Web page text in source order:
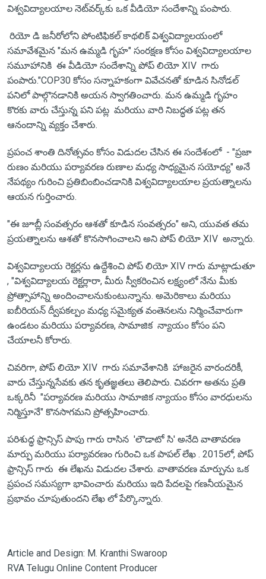
విశ్వవిద్యాలయాల నెట్‌వర్క్‌కు ఒక వీడియో సందేశాన్ని పంపారు.
రియో ​​డి జనీరోలోని పోంటిఫికల్ కాథలిక్ విశ్వవిద్యాలయంలో
సమావేశమైన "మన ఉమ్మడి గృహ" సంరక్షణ కోసం విశ్వవిద్యాలయాల
సమూహానికి ఈ వీడియో సందేశాన్ని పోప్ లియో XIV గారు
పంపారు."COP30 కోసం సన్నాహకంగా వివేచనతో కూడిన సినోడల్
పనిలో పాల్గొనడానికి అయన స్వాగతించారు. మన ఉమ్మడి గృహం
కొరకు వారు చేస్తున్న పని పట్ల మరియు వారి నిబద్ధత పట్ల తన
ఆనందాన్ని వ్యక్తం చేశారు.
ప్రపంచ శాంతి దినోత్సవం కోసం విడుదల చేసిన ఈ సందేశంలో - "ప్రజా
రుణం మరియు పర్యావరణ రుణాల మధ్య సాధ్యమైన సయోధ్య" అనే
నేపథ్యం గురించి ప్రతిబింబించడానికి విశ్వవిద్యాలయాల ప్రయత్నాలను
ఆయన గుర్తించారు.
"ఈ జూబ్లీ సంవత్సరం ఆశతో కూడిన సంవత్సరం" అని, యువత తమ
ప్రయత్నాలను ఆశతో కొనసాగించాలని అని పోప్ లియో XIV అన్నారు.
విశ్వవిద్యాలయ రెక్టర్లను ఉద్దేశించి పోప్ లియో XIV గారు మాట్లాడుతూ
, "విశ్వవిద్యాలయ రెక్టర్లారా, మీరు స్వీకరించిన లక్ష్యంలో నేను మీకు
ప్రోత్సాహాన్ని అందించాలనుకుంటున్నాను. అమెరికాలు మరియు
ఐబీరియన్ ద్వీపకల్పం మధ్య సమైక్యత వంతెనలను నిర్మించేవారుగా
ఉండటం మరియు పర్యావరణ, సామాజిక న్యాయం కోసం పని
చేయాలనీ కోరారు.
చివరిగా, పోప్ లియో XIV గారు సమావేశానికి హాజరైన వారందరికీ,
వారు చేస్తున్నసేవకు తన కృతజ్ఞతలు తెలిపారు. చివరగా అతను ప్రతి
ఒక్కరినీ "పర్యావరణ మరియు సామాజిక న్యాయం కోసం వారధులను
నిర్మిస్తూనే" కొనసాగమని ప్రోత్సహించారు.
పరిశుద్ధ ఫ్రాన్సిస్ పాపు గారు రాసిన 'లౌడాటో సి' అనేది వాతావరణ
మార్పు మరియు పర్యావరణం గురించి ఒక పాపల్ లేఖ . 2015లో, పోప్
ఫ్రాన్సిస్ గారు ఈ లేఖను విడుదల చేశారు. వాతావరణ మార్పును ఒక
ప్రపంచ సమస్యగా భావించారు మరియు ఇది పేదలపై గణనీయమైన
ప్రభావం చూపుతుందని లేఖ లో పేర్కొన్నారు.
Article and Design: M. Kranthi Swaroop
RVA Telugu Online Content Producer